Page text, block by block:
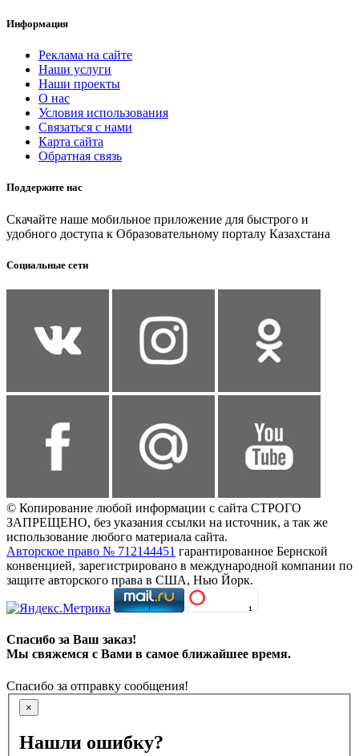
Информация
Реклама на сайте
Наши услуги
Наши проекты
О нас
Условия использования
Связаться с нами
Карта сайта
Обратная связь
Поддержите нас
Скачайте наше мобильное приложение для быстрого и
удобного доступа к Образовательному порталу Казахстана
Социальные сети
© Копирование любой информации с сайта СТРОГО
ЗАПРЕЩЕНО, без указания ссылки на источник, а так же
использование любого материала сайта.
Авторское право № 712144451 гарантированное Бернской
конвенцией, зарегистрировано в международной компании по
защите авторского права в США, Нью Йорк.
Спасибо за Ваш заказ!
Мы свяжемся с Вами в самое ближайшее время.
Спасибо за отправку сообщения!
×
Нашли ошибку?